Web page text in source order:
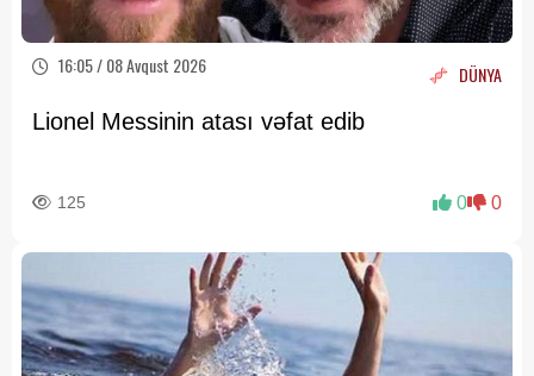
16:05 / 08 Avqust 2026 DÜNYA
Lionel Messinin atası vəfat edib
125 0 0